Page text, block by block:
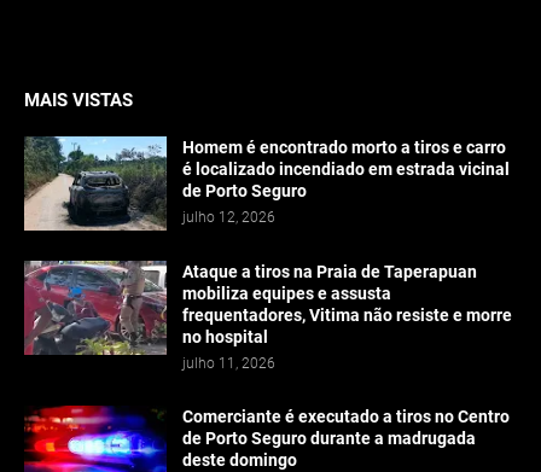
MAIS VISTAS
Homem é encontrado morto a tiros e carro
é localizado incendiado em estrada vicinal
de Porto Seguro
julho 12, 2026
Ataque a tiros na Praia de Taperapuan
mobiliza equipes e assusta
frequentadores, Vitima não resiste e morre
no hospital
julho 11, 2026
Comerciante é executado a tiros no Centro
de Porto Seguro durante a madrugada
deste domingo